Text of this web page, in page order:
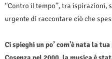
“Contro il tempo”, tra ispirazioni,
urgente di raccontare ciò che
Ci spieghi un po’ com’è nata la